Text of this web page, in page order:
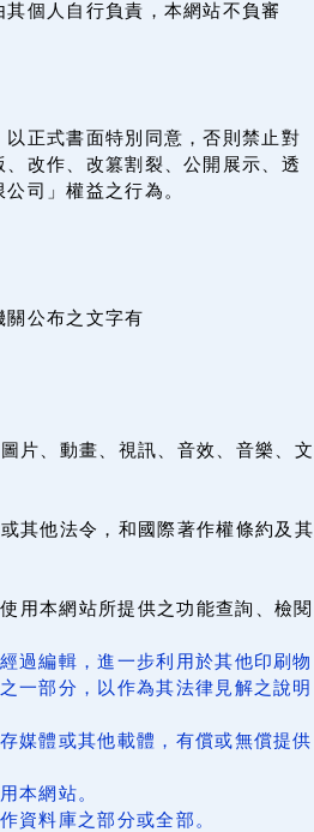
個人自行負責，本網站不負審
正式書面特別同意，否則禁止對
改作、改篡割裂、公開展示、透
司」權益之行為。
關公布之文字有
片、動畫、視訊、音效、音樂、文
其他法令，和國際著作權條約及其
用本網站所提供之功能查詢、檢閱
過編輯，進一步利用於其他印刷物
一部分，以作為其法律見解之說明
媒體或其他載體，有償或無償提供
本網站。
資料庫之部分或全部。